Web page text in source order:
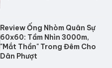
Review Ống Nhòm Quân Sự
60x60: Tầm Nhìn 3000m,
"Mắt Thần" Trong Đêm Cho
Dân Phượt